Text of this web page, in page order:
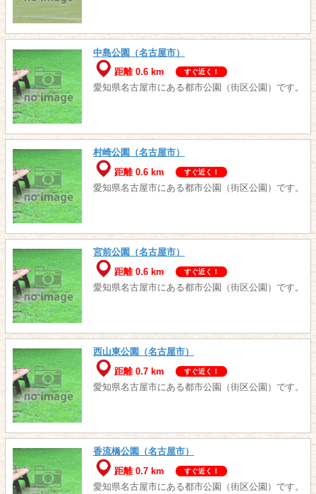
中島公園（名古屋市）
距離 0.6 km
すぐ近く！
愛知県名古屋市にある都市公園（街区公園）です。
村崎公園（名古屋市）
距離 0.6 km
すぐ近く！
愛知県名古屋市にある都市公園（街区公園）です。
宮前公園（名古屋市）
距離 0.6 km
すぐ近く！
愛知県名古屋市にある都市公園（街区公園）です。
西山東公園（名古屋市）
距離 0.7 km
すぐ近く！
愛知県名古屋市にある都市公園（街区公園）です。
香流橋公園（名古屋市）
距離 0.7 km
すぐ近く！
愛知県名古屋市にある都市公園（街区公園）です。